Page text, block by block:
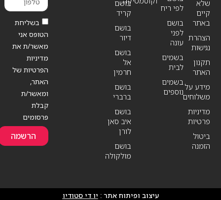
שלא
קיים
באתר
הצהרת
נגישות
תקנון
האתר
מידע על
משלוחים
מדיניות
פרטיות
ביטול
הזמנה
לפי ריח
בושם
לפני
עונה
בשמים
לבית
בשמים
נוספים
בושם
קריד
בושם
דיור
בושם
אל
חרמין
בושם
ברברי
בושם
איב סאן
לורן
בושם
מולקולה
בשליחת
הטופס אני
מאשר/ת את
מדיניות
הפרטיות של
האתר,
ומאשר/ת
קבלת
פרסומים
הרשמה
עיצוב ופיתוח אתר : יו די סטודיו